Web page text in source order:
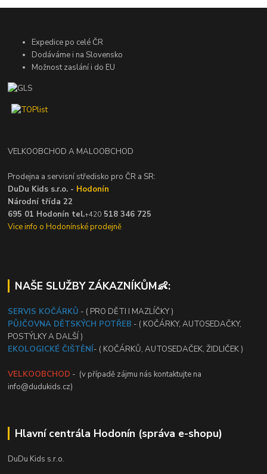
Expedice po celé ČR
Dodáváme i na Slovensko
Možnost zaslání i do EU
VELKOOBCHOD A MALOOBCHOD
Prodejna a servisní středisko pro ČR a SR:
DuDu Kids s.r.o. - Hodonín
Národní třída 22
695 01 Hodonín tel.+420 518 346 725
Vice info o Hodonínské prodejně
NAŠE SLUŽBY ZÁKAZNÍKŮM👶:
SERVIS KOČÁRKŮ - ( PRO DĚTI I MAZLÍČKY )
PŮJČOVNA DĚTSKÝCH POTŘEB - ( KOČÁRKY, AUTOSEDAČKY,
POSTÝLKY A DALŠÍ )
EKOLOGICKÉ ČIŠTĚNÍ- ( KOČÁRKŮ, AUTOSEDAČEK, ŽIDLIČEK )
VELKOOBCHOD - (v případě zájmu nás kontaktujte na
info@dudukids.cz)
Hlavní centrála Hodonín (správa e-shopu)
DuDu Kids s.r.o.